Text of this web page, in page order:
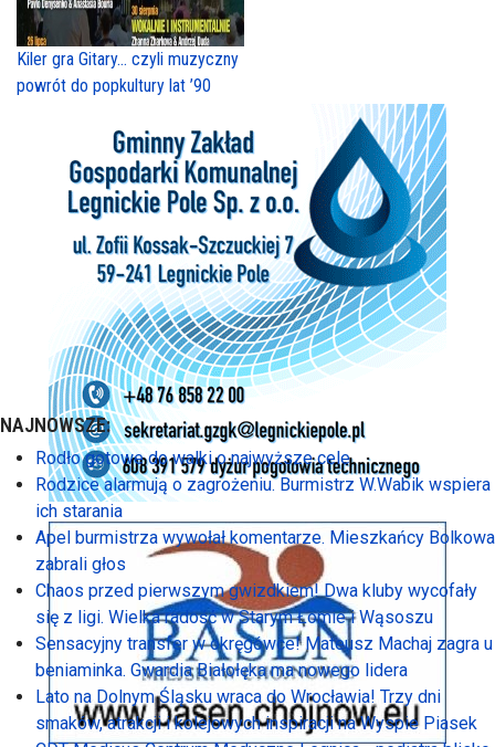
Kiler gra Gitary… czyli muzyczny
powrót do popkultury lat ’90
NAJNOWSZE:
Rodło gotowe do walki o najwyższe cele
Rodzice alarmują o zagrożeniu. Burmistrz W.Wabik wspiera
ich starania
Apel burmistrza wywołał komentarze. Mieszkańcy Bolkowa
zabrali głos
Chaos przed pierwszym gwizdkiem! Dwa kluby wycofały
się z ligi. Wielka radość w Starym Łomie i Wąsoszu
Sensacyjny transfer w okręgówce! Mateusz Machaj zagra u
beniaminka. Gwardia Białołęka ma nowego lidera
Lato na Dolnym Śląsku wraca do Wrocławia! Trzy dni
smaków, atrakcji i kolejowych inspiracji na Wyspie Piasek